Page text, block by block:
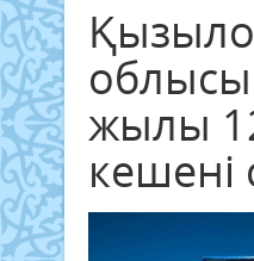
жылы